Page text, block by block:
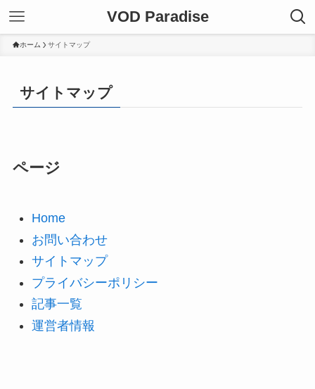
VOD Paradise
ホーム サイトマップ
サイトマップ
ページ
Home
お問い合わせ
サイトマップ
プライバシーポリシー
記事一覧
運営者情報